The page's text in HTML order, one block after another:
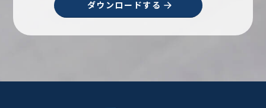
ダウンロードする